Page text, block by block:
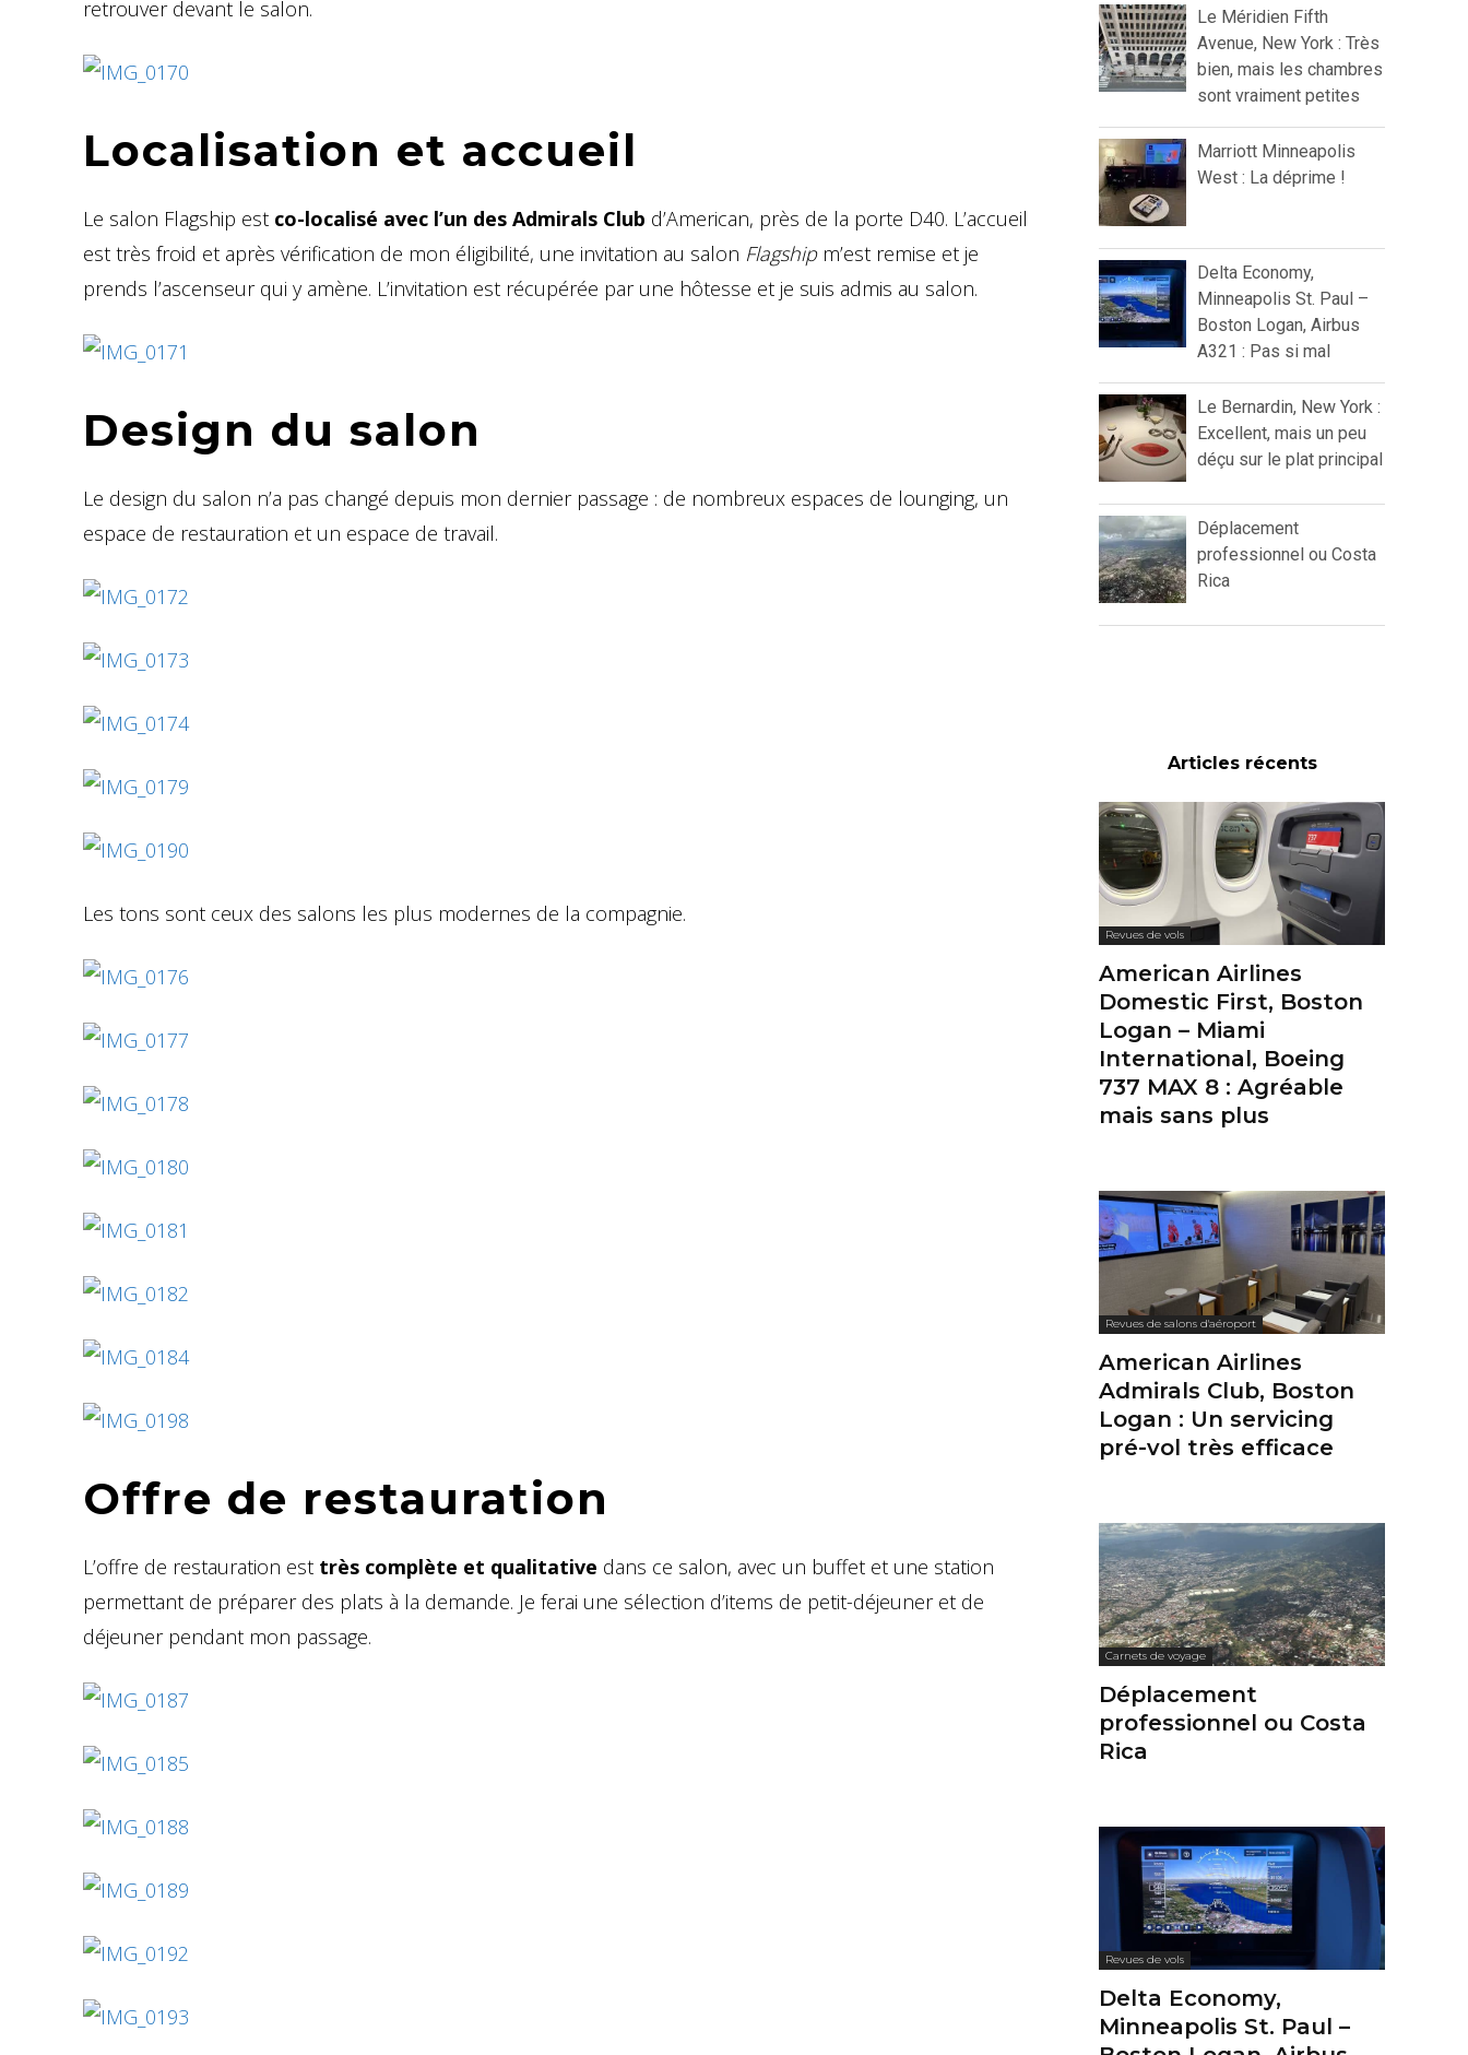
retrouver devant le salon.
Localisation et accueil
Le salon Flagship est co-localisé avec l’un des Admirals Club d’American, près de la porte D40. L’accueil
est très froid et après vérification de mon éligibilité, une invitation au salon Flagshipm’est remise et je
prends l’ascenseur qui y amène. L’invitation est récupérée par une hôtesse et je suis admis au salon.
Design du salon
Le design du salon n’a pas changé depuis mon dernier passage : de nombreux espaces de lounging, un
espace de restauration et un espace de travail.
Les tons sont ceux des salons les plus modernes de la compagnie.
Offre de restauration
L’offre de restauration est très complète et qualitative dans ce salon, avec un buffet et une station
permettant de préparer des plats à la demande. Je ferai une sélection d’items de petit-déjeuner et de
déjeuner pendant mon passage.
Le Méridien Fifth
Avenue, New York : Très
bien, mais les chambres
sont vraiment petites
Marriott Minneapolis
West : La déprime !
Delta Economy,
Minneapolis St. Paul –
Boston Logan, Airbus
A321 : Pas si mal
Le Bernardin, New York :
Excellent, mais un peu
déçu sur le plat principal
Déplacement
professionnel ou Costa
Rica
Articles récents
Revues de vols
American Airlines
Domestic First, Boston
Logan – Miami
International, Boeing
737 MAX 8 : Agréable
mais sans plus
Revues de salons d'aéroport
American Airlines
Admirals Club, Boston
Logan : Un servicing
pré-vol très efficace
Carnets de voyage
Déplacement
professionnel ou Costa
Rica
Revues de vols
Delta Economy,
Minneapolis St. Paul –